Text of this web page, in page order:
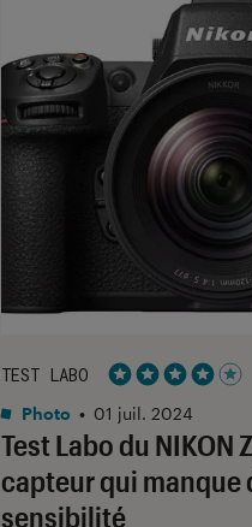
Test Labo du NIKON
capteur qui manque
sensibilité
TEST LABO
Noté 4 étoiles
Photo • 01 juil. 2024